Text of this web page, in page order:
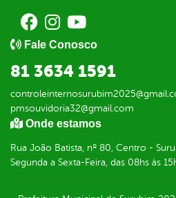
Fale Conosco
81 3634 1591
pmsouvidoria32@gmail.com
Onde estamos
Rua João Batista, nº 80, Centro -
Segunda a Sexta-Feira, das 08hs às